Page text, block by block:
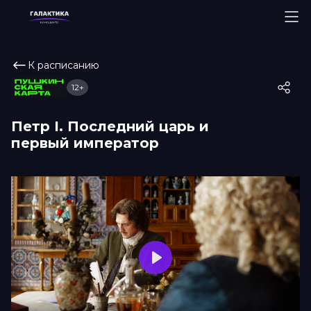
К расписанию
Петр I. Последний царь и
первый император
12+
Play